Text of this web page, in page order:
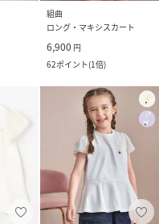
組曲
ロング・マキシスカート
6,900 円
62ポイント(1倍)